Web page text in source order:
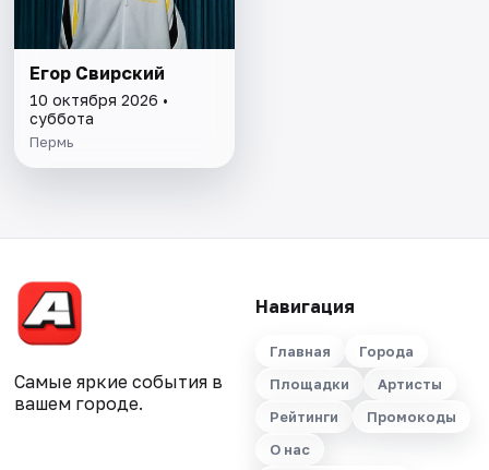
Егор Свирский
10 октября 2026 •
суббота
Пермь
Самые яркие события в
вашем городе.
Навигация
Главная
Города
Площадки
Артисты
Рейтинги
Промокоды
О нас